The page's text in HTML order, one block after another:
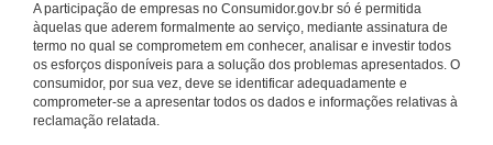
A participação de empresas no Consumidor.gov.br só é permitida
àquelas que aderem formalmente ao serviço, mediante assinatura de
termo no qual se comprometem em conhecer, analisar e investir todos
os esforços disponíveis para a solução dos problemas apresentados. O
consumidor, por sua vez, deve se identificar adequadamente e
comprometer-se a apresentar todos os dados e informações relativas à
reclamação relatada.